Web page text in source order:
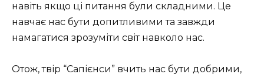
навіть якщо ці питання були складними. Це
навчає нас бути допитливими та завжди
намагатися зрозуміти світ навколо нас.
Отож, твір “Сапієнси” вчить нас бути добрими,